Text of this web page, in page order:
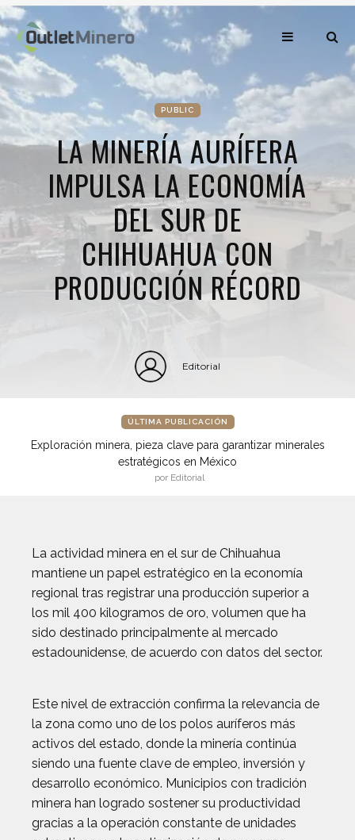
PUBLIC
LA MINERÍA AURÍFERA
IMPULSA LA ECONOMÍA
DEL SUR DE
CHIHUAHUA CON
PRODUCCIÓN RÉCORD
Editorial
ÚLTIMA PUBLICACIÓN
Exploración minera, pieza clave para garantizar minerales
estratégicos en México
por Editorial
La actividad minera en el sur de Chihuahua
mantiene un papel estratégico en la economía
regional tras registrar una producción superior a
los mil 400 kilogramos de oro, volumen que ha
sido destinado principalmente al mercado
estadounidense, de acuerdo con datos del sector.
Este nivel de extracción confirma la relevancia de
la zona como uno de los polos auríferos más
activos del estado, donde la minería continúa
siendo una fuente clave de empleo, inversión y
desarrollo económico. Municipios con tradición
minera han logrado sostener su productividad
gracias a la operación constante de unidades